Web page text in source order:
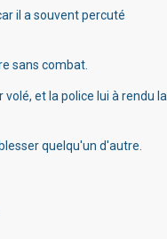
il a souvent percuté
sans combat.
et la police lui à rendu la
quelqu'un d'autre.